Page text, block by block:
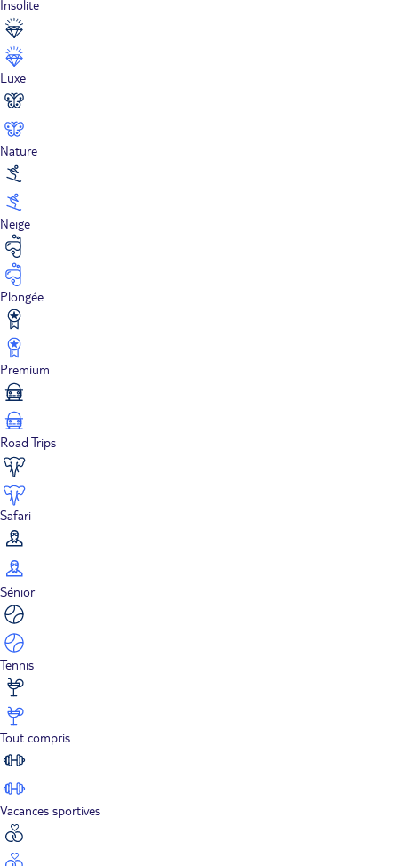
Insolite
Luxe
Nature
Neige
Plongée
Premium
Road Trips
Safari
Sénior
Tennis
Tout compris
Vacances sportives